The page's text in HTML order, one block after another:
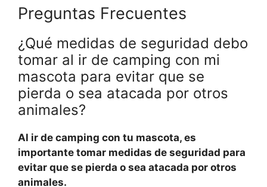
Preguntas Frecuentes
¿Qué medidas de seguridad debo
tomar al ir de camping con mi
mascota para evitar que se
pierda o sea atacada por otros
animales?
Al ir de camping con tu mascota, es
importante tomar medidas de seguridad para
evitar que se pierda o sea atacada por otros
animales.